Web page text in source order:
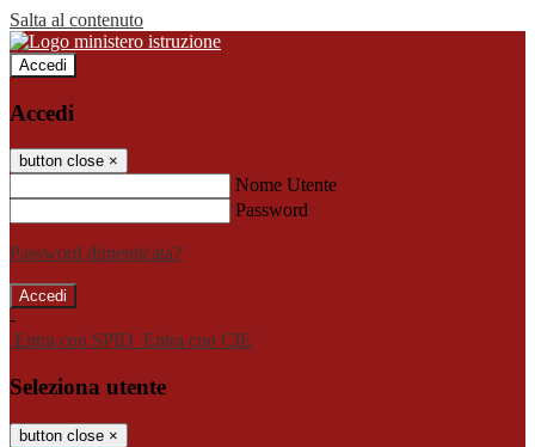
Salta al contenuto
Accedi
Accedi
button close ×
Nome Utente
Password
Password dimenticata?
-
Entra con SPID Entra con CIE
Seleziona utente
button close ×